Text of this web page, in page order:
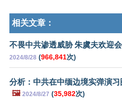
相关文章：
不畏中共渗透威胁 朱虞夫欢迎
2024/8/28 (966,841次)
分析：中共在中缅边境实弹演习
🖼️ 2024/8/27 (35,982次)